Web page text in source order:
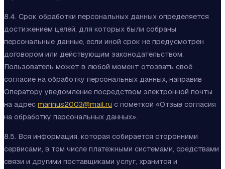
8.4. Срок обработки персональных данных определяется
достижением целей, для которых были собраны
персональные данные, если иной срок не предусмотрен
договором или действующим законодательством.
Пользователь может в любой момент отозвать своё
согласие на обработку персональных данных, направив
Оператору уведомление посредством электронной почты
на адрес marinus2003@mail.ru с пометкой «Отзыв согласия
на обработку персональных данных».
8.5. Вся информация, которая собирается сторонними
сервисами, в том числе платежными системами, средствами
связи и другими поставщиками услуг, хранится и